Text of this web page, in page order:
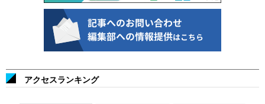
アクセスランキング